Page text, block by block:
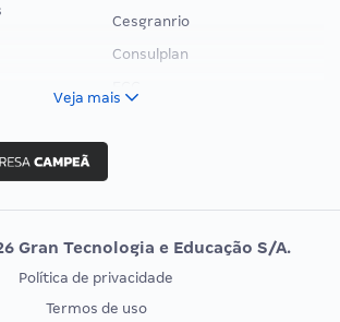
Cesgranrio
Consulplan
Vunesp
EXAME DE ORDEM
Veja mais
Gran Tecnologia e Educação S/A.
Política de privacidade
Termos de uso